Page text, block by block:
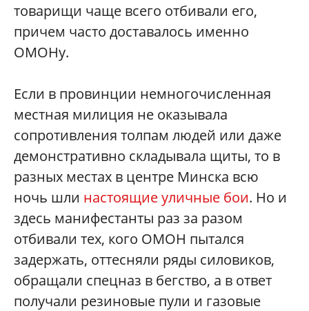
товарищи чаще всего отбивали его,
причем часто доставалось именно
ОМОНу.
Если в провинции немногочисленная
местная милиция не оказывала
сопротивления толпам людей или даже
демонстративно складывала щиты, то в
разных местах в центре Минска всю
ночь шли настоящие уличные бои. Но и
здесь манифестанты раз за разом
отбивали тех, кого ОМОН пытался
задержать, оттесняли ряды силовиков,
обращали спецназ в бегство, а в ответ
получали резиновые пули и газовые